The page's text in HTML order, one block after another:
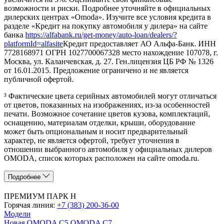
возможности и риски. Подробнее уточняйте в официальных
дилерских центрах «Omoda». Изучите все условия кредита в
разделе «Кредит на покупку автомобиля у дилера» на сайте
банка https://alfabank.ru/get-money/auto-loan/dealers/?
platformId=alfasiteКредит предоставляет АО Альфа-Банк. ИНН
7728168971 ОГРН 1027700067328 место нахождение 107078, г.
Москва, ул. Каланчевская, д. 27. Ген.лицензия ЦБ РФ № 1326
от 16.01.2015. Предложение ограничено и не является
публичной офертой.
³ Фактические цвета серийных автомобилей могут отличаться
от цветов, показанных на изображениях, из-за особенностей
печати. Возможное сочетание цветов кузова, комплектаций,
оснащению, материалам отделки, крыши, оборудование
может быть опциональным и носит предварительный
характер, не является офертой, требует уточнения в
отношении выбранного автомобиля у официальных дилеров
OMODA, список которых расположен на сайте omoda.ru.
Подробнее
ПРЕМИУМ ПАРК Н
Горячая линия: +7 (383) 200-36-00
Модели